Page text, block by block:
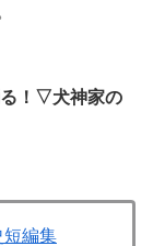
！▽犬神家の
短編集